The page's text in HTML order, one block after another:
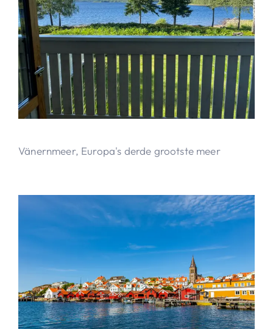
Vänernmeer, Europa's derde grootste meer